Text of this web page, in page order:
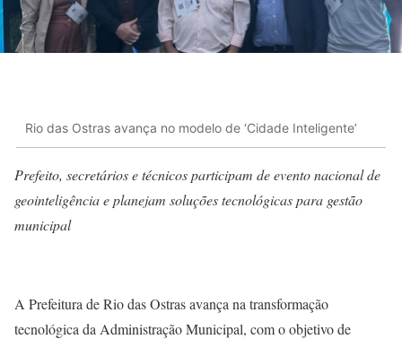
Rio das Ostras avança no modelo de ‘Cidade Inteligente’
Prefeito, secretários e técnicos participam de evento nacional de
geointeligência e planejam soluções tecnológicas para gestão
municipal
A Prefeitura de Rio das Ostras avança na transformação
tecnológica da Administração Municipal, com o objetivo de